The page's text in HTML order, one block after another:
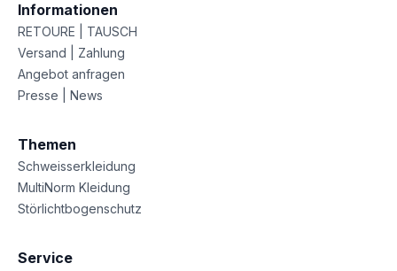
Informationen
RETOURE | TAUSCH
Versand | Zahlung
Angebot anfragen
Presse | News
Themen
Schweisserkleidung
MultiNorm Kleidung
Störlichtbogenschutz
Service